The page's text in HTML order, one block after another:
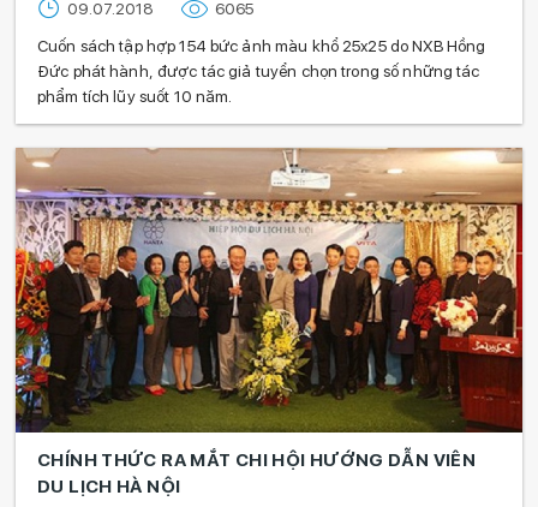
09.07.2018
6065
Cuốn sách tập hợp 154 bức ảnh màu khổ 25x25 do NXB Hồng
Đức phát hành, được tác giả tuyển chọn trong số những tác
phẩm tích lũy suốt 10 năm.
CHÍNH THỨC RA MẮT CHI HỘI HƯỚNG DẪN VIÊN
DU LỊCH HÀ NỘI